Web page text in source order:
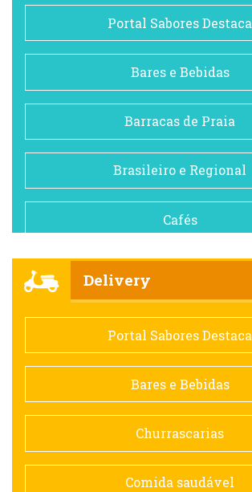
Portal Sabores Destaca
Bares e Bebidas
Barracas de Praia
Brasileiro e Regional
Cafés
Comida saudável
Contemporânea
Doceria
Espanhola
Delivery
Portal Sabores Destaca
Bares e Bebidas
Churrascarias
Comida saudável